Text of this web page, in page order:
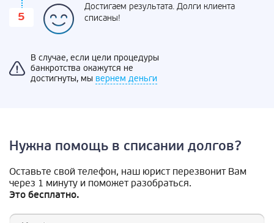
Достигаем результата. Долги клиента
списаны!
В случае, если цели процедуры
банкротства окажутся не
достигнуты, мы вернем деньги
Нужна помощь в списании долгов?
Оставьте свой телефон, наш юрист перезвонит Вам
через 1 минуту и поможет разобраться.
Это бесплатно.